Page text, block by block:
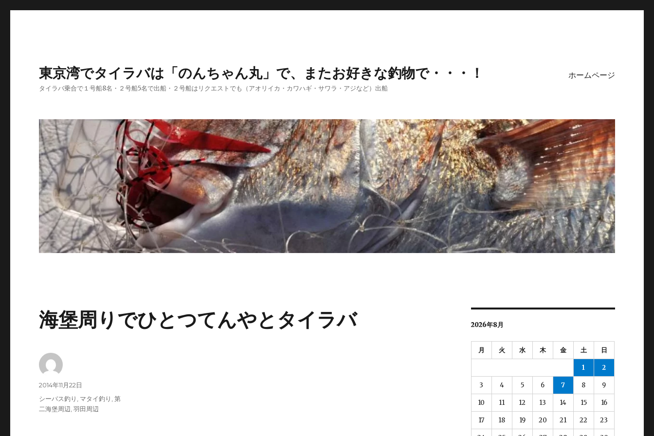
東京湾でタイラバは「のんちゃん丸」で、またお好きな釣物で・・・！
タイラバ乗合で１号船8名・２号船5名で出船・２号船はリクエストでも（アオリイカ・カワハギ・サワラ・アジなど）出船
ホームページ
海堡周りでひとつてんやとタイラバ
投
投
日:
2014年11月22日
カ
テ
シーバス釣り マタイ釣り ,第
二海堡周辺 ,羽田周辺
2026年8月
月 火 水 木 金 土 日
1 2
3 4 5 6 7 8 9
10 11 12 13 14 15 16
17 18 19 20 21 22 23